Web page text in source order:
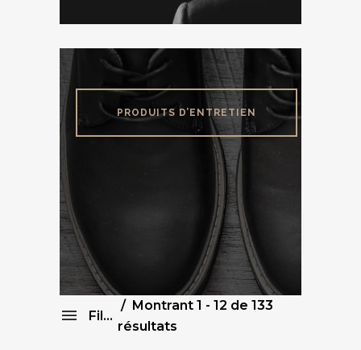
PRODUITS D’ENTRETIEN
Filtre
Montrant 1 - 12 de 133
résultats